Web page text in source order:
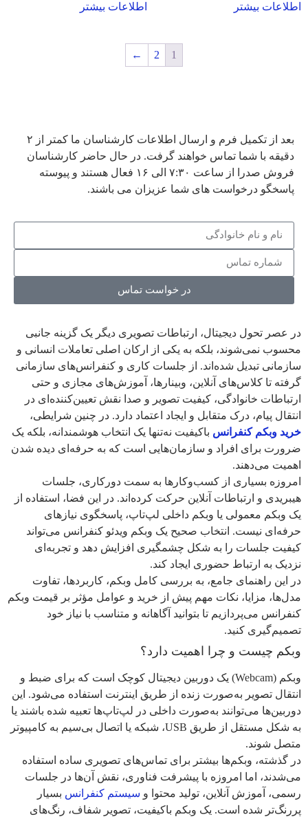
بعد از تکمیل فرم و ارسال اطلاعات کارشناسان ما کمتر از ۲
دقیقه با شما تماس خواهند گرفت. در حال حاضر کارشناسان
فروش صدرا از ساعت ۷:۳۰ الی ۱۶ فعال هستند و پیوسته
پاسخگو درخواست های شما عزیزان می باشند.
در خواست تماس
اطلاعات بیشتر اطلاعات بیشتر
1
2
←
در عصر تحول دیجیتال، ارتباطات تصویری دیگر یک گزینه جانبی
محسوب نمی‌شوند، بلکه به یکی از ارکان اصلی تعاملات انسانی و
سازمانی تبدیل شده‌اند. از جلسات کاری و کنفرانس‌های سازمانی
گرفته تا کلاس‌های آنلاین، وبینارها، آموزش‌های مجازی و حتی
ارتباطات خانوادگی، کیفیت تصویر و صدا نقش تعیین‌کننده‌ای در
انتقال پیام، درک متقابل و ایجاد اعتماد دارد. در چنین شرایطی،
خرید وبکم کنفرانس باکیفیت نه‌تنها یک انتخاب هوشمندانه، بلکه یک
ضرورت برای افراد و سازمان‌هایی است که به حرفه‌ای دیده شدن
اهمیت می‌دهند.
امروزه بسیاری از کسب‌وکارها به سمت دورکاری، جلسات
هیبریدی و ارتباطات آنلاین حرکت کرده‌اند. در این فضا، استفاده از
یک وبکم معمولی یا وبکم داخلی لپ‌تاپ، پاسخگوی نیازهای
حرفه‌ای نیست. انتخاب صحیح یک وبکم ویدئو کنفرانس می‌تواند
کیفیت جلسات را به شکل چشمگیری افزایش دهد و تجربه‌ای
نزدیک به ارتباط حضوری ایجاد کند.
در این راهنمای جامع، به بررسی کامل وبکم، کاربردها، تفاوت
مدل‌ها، مزایا، نکات مهم پیش از خرید و عوامل مؤثر بر قیمت وبکم
کنفرانس می‌پردازیم تا بتوانید آگاهانه و متناسب با نیاز خود
تصمیم‌گیری کنید.
وبکم چیست و چرا اهمیت دارد؟
وبکم (Webcam) یک دوربین دیجیتال کوچک است که برای ضبط و
انتقال تصویر به‌صورت زنده از طریق اینترنت استفاده می‌شود. این
دوربین‌ها می‌توانند به‌صورت داخلی در لپ‌تاپ‌ها تعبیه شده باشند یا
به شکل مستقل از طریق USB، شبکه یا اتصال بی‌سیم به کامپیوتر
متصل شوند.
در گذشته، وبکم‌ها بیشتر برای تماس‌های تصویری ساده استفاده
می‌شدند، اما امروزه با پیشرفت فناوری، نقش آن‌ها در جلسات
رسمی، آموزش آنلاین، تولید محتوا و سیستم‌ کنفرانس بسیار
پررنگ‌تر شده است. یک وبکم باکیفیت، تصویر شفاف، رنگ‌های